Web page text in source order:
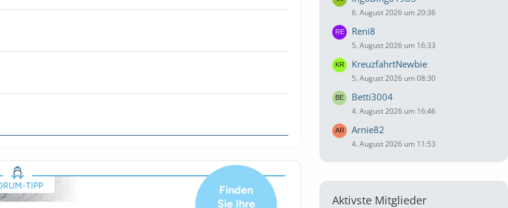
6. August 2026 um 20:36
Reni8
5. August 2026 um 16:33
KreuzfahrtNewbie
5. August 2026 um 08:30
Betti3004
4. August 2026 um 16:46
Arnie82
4. August 2026 um 11:53
Aktivste Mitglieder